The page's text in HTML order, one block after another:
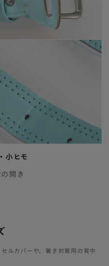
小ヒモ
開き
ルカバーや、暑さ対策用の背中